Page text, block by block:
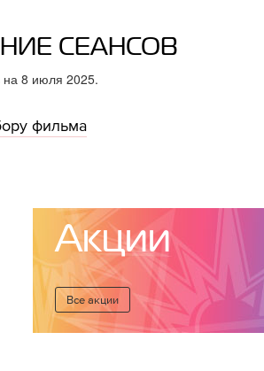
СЕАНСОВ
на 8 июля 2025.
фильма
Акции
Все акции